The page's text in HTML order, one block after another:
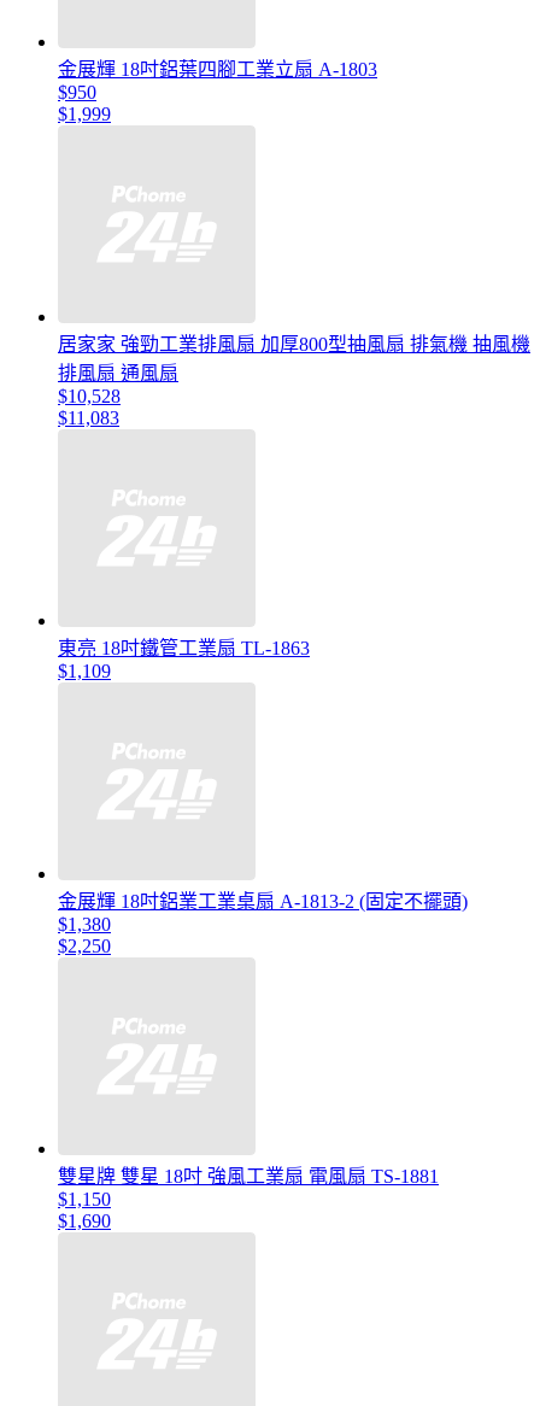
金展輝 18吋鋁葉四腳工業立扇 A-1803
$950
$1,999
居家家 強勁工業排風扇 加厚800型抽風扇 排氣機 抽風機
排風扇 通風扇
$10,528
$11,083
東亮 18吋鐵管工業扇 TL-1863
$1,109
金展輝 18吋鋁業工業桌扇 A-1813-2 (固定不擺頭)
$1,380
$2,250
雙星牌 雙星 18吋 強風工業扇 電風扇 TS-1881
$1,150
$1,690